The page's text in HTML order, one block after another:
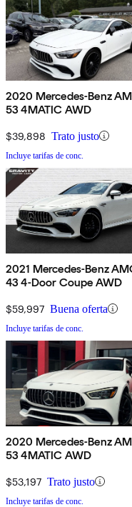
2020 Mercedes-Benz
53 4MATIC AWD
$39,898 Trato justo
Incluye tarifas de conc.
2021 Mercedes-Benz
43 4-Door Coupe AWD
$59,997 Buena oferta
Incluye tarifas de conc.
2020 Mercedes-Benz
53 4MATIC AWD
$53,197 Trato justo
Incluye tarifas de conc.